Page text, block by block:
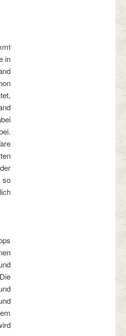
in
so